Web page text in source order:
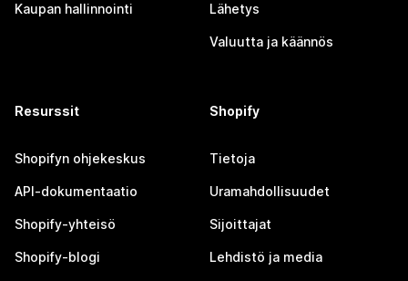
Kaupan hallinnointi Lähetys
Valuutta ja käännös
Resurssit
Shopifyn ohjekeskus
API-dokumentaatio
Shopify-yhteisö
Shopify-blogi
Shopify
Tietoja
Uramahdollisuudet
Sijoittajat
Lehdistö ja media